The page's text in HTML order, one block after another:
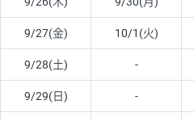
9/27(金) 10/1(火)
9/28(土) -
9/29(日) -